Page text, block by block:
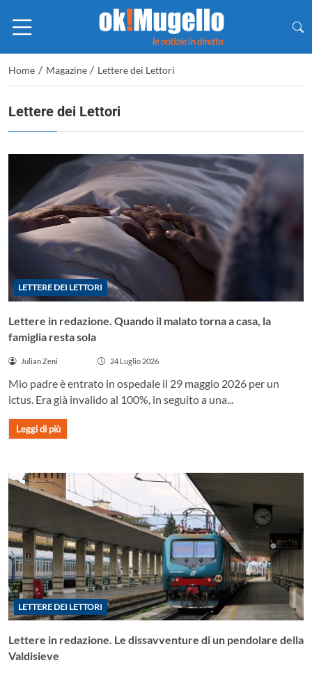
Home / Magazine / Lettere dei Lettori
Lettere dei Lettori
LETTERE DEI LETTORI
Lettere in redazione. Quando il malato torna a casa, la
famiglia resta sola
Julian Zeni 24 Luglio 2026
Mio padre è entrato in ospedale il 29 maggio 2026 per un
ictus. Era già invalido al 100%, in seguito a una...
Leggi di più
LETTERE DEI LETTORI
Lettere in redazione. Le dissavventure di un pendolare della
Valdisieve